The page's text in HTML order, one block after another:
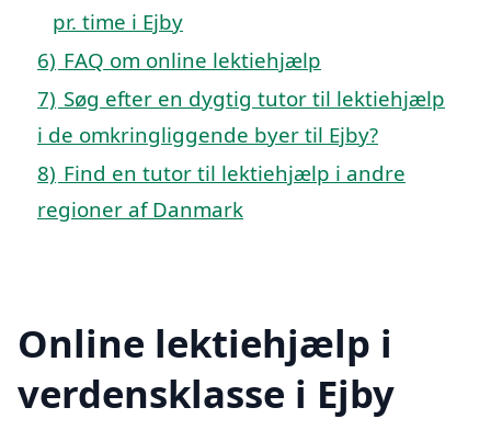
pr. time i Ejby
6) FAQ om online lektiehjælp
7) Søg efter en dygtig tutor til lektiehjælp
i de omkringliggende byer til Ejby?
8) Find en tutor til lektiehjælp i andre
regioner af Danmark
Online lektiehjælp i
verdensklasse i Ejby